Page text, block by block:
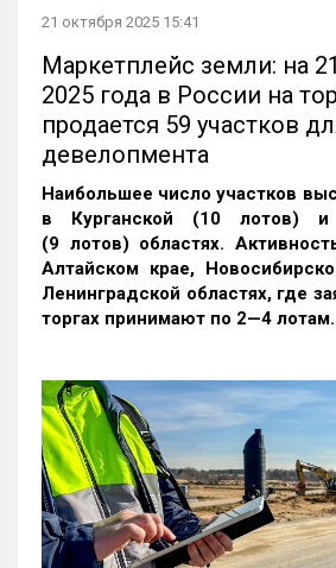
21 октября 2025 15:41
Маркетплейс земли: на
2025 года в России на
продается 59 участков
девелопмента
Наибольшее число участков
в Курганской (10 лотов) и
(9 лотов) областях.
Алтайском крае,
Ленинградской областях, где
торгах принимают по 2—4 лотам.